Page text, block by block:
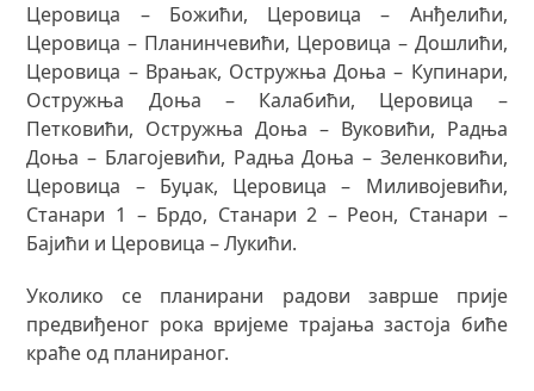
Церовица – Божићи, Церовица – Анђелићи,
Церовица – Планинчевићи, Церовица – Дошлићи,
Церовица – Врањак, Остружња Доња – Купинари,
Остружња Доња – Калабићи, Церовица –
Петковићи, Остружња Доња – Вуковићи, Радња
Доња – Благојевићи, Радња Доња – Зеленковићи,
Церовица – Буџак, Церовица – Миливојевићи,
Станари 1 – Брдо, Станари 2 – Реон, Станари –
Бајићи и Церовица – Лукићи.
Уколико се планирани радови заврше прије
предвиђеног рока вријеме трајања застоја биће
краће од планираног.